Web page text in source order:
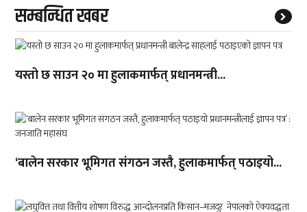
सम्बन्धित खबर
यस्तो छ साउन २० मा हुलाकमार्फत् प्रधानमन्त्री...
‘बालेन सरकार भूमिगत संगठन जस्तै, हुलाकमार्फत् पठाइयो...